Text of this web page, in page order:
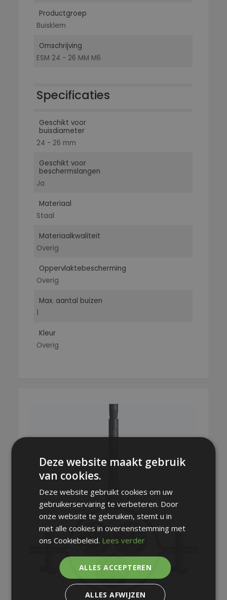
Productgroep
Buisklem
Omschrijving
ESM 24 - 26 MM M6
Specificaties
Geschikt voor
buisdiameter
24 - 26 mm
Geschikt voor
beschermslangen
Ja
Materiaal
Staal
Materiaalkwaliteit
Overig
Oppervlaktebescherming
Overig
Max. aantal buizen
1
Kleur
Overig
Deze website maakt gebruik
van cookies.
Deze website gebruikt cookies om uw
gebruikerservaring te verbeteren. Door
onze website te gebruiken, stemt u in
met alle cookies in overeenstemming met
ons Cookiebeleid. Lees verder
ALLES ACCEPTEREN
ALLES AFWIJZEN